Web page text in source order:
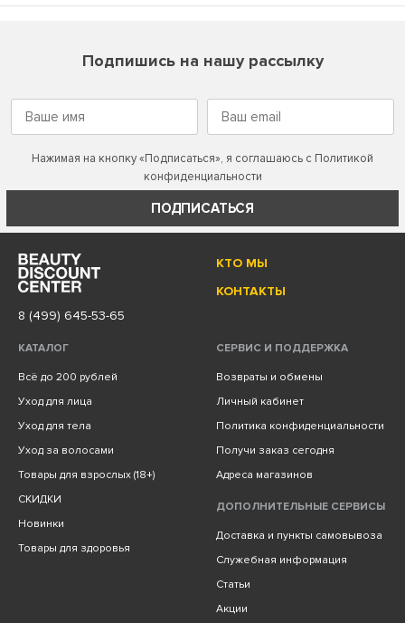
Подпишись на нашу рассылку
Нажимая на кнопку «Подписаться», я соглашаюсь с Политикой
конфиденциальности
ПОДПИСАТЬСЯ
КТО МЫ
КОНТАКТЫ
8 (499) 645-53-65
КАТАЛОГ
Всё до 200 рублей
Уход для лица
Уход для тела
Уход за волосами
Товары для взрослых (18+)
СКИДКИ
Новинки
Товары для здоровья
СЕРВИС И ПОДДЕРЖКА
Возвраты и обмены
Личный кабинет
Политика конфиденциальности
Получи заказ сегодня
Адреса магазинов
ДОПОЛНИТЕЛЬНЫЕ СЕРВИСЫ
Доставка и пункты самовывоза
Служебная информация
Статьи
Акции